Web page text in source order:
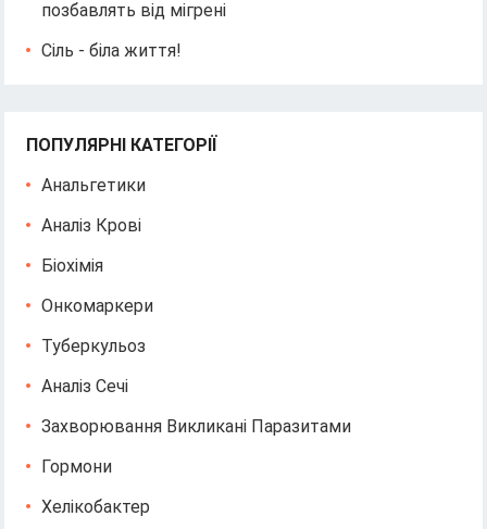
позбавлять від мігрені
Сіль - біла життя!
ПОПУЛЯРНІ КАТЕГОРІЇ
Анальгетики
Аналіз Крові
Біохімія
Онкомаркери
Туберкульоз
Аналіз Сечі
Захворювання Викликані Паразитами
Гормони
Хелікобактер